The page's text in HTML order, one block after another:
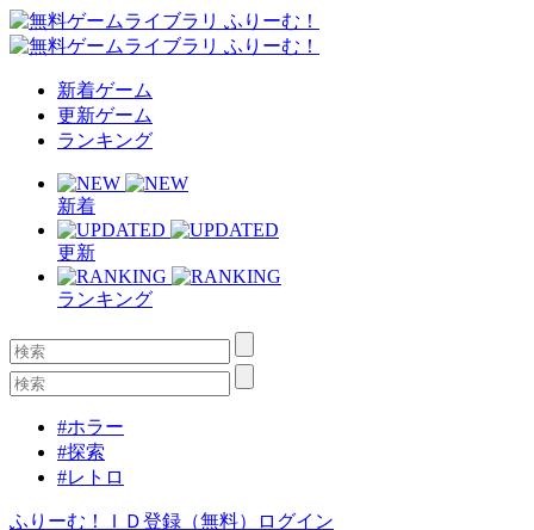
新着ゲーム
更新ゲーム
ランキング
新着
更新
ランキング
#ホラー
#探索
#レトロ
ふりーむ！ＩＤ登録（無料） ログイン